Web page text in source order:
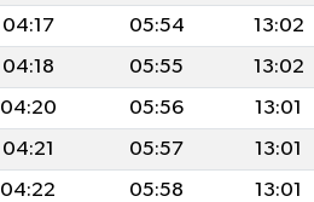
04:17 05:54 13:02
04:18 05:55 13:02
04:20 05:56 13:01
04:21 05:57 13:01
04:22 05:58 13:01